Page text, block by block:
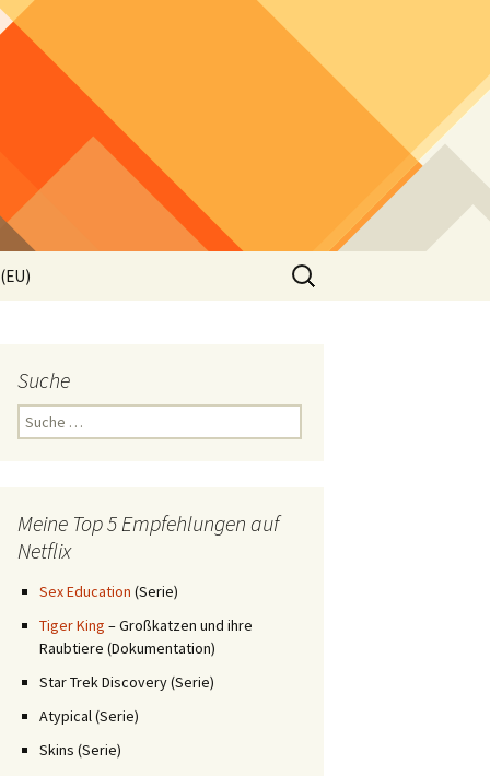
Suche
nach:
Suche
Suche
nach:
Meine Top 5 Empfehlungen auf
Netflix
Sex Education (Serie)
Tiger King – Großkatzen und ihre
Raubtiere (Dokumentation)
Star Trek Discovery (Serie)
Atypical (Serie)
Skins (Serie)